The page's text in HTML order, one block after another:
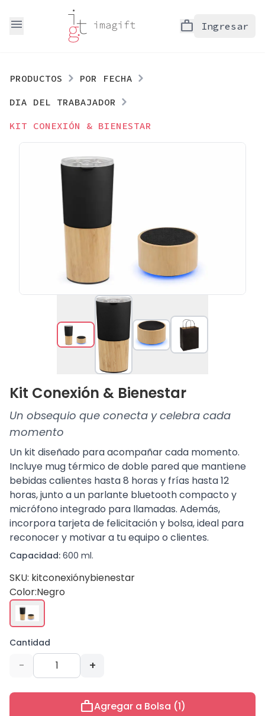
menu work Ingresar
PRODUCTOS
POR FECHA
DIA DEL TRABAJADOR
KIT CONEXIÓN & BIENESTAR
Kit Conexión & Bienestar
Un obsequio que conecta y celebra cada
momento
Un kit diseñado para acompañar cada momento.
Incluye mug térmico de doble pared que mantiene
bebidas calientes hasta 8 horas y frías hasta 12
horas, junto a un parlante bluetooth compacto y
micrófono integrado para llamadas. Además,
incorpora tarjeta de felicitación y bolsa, ideal para
reconocer y motivar a tu equipo o clientes.
Capacidad: 600 ml.
SKU: kitconexiónybienestar
Color:Negro
Cantidad
- +
workAgregar a Bolsa (1)